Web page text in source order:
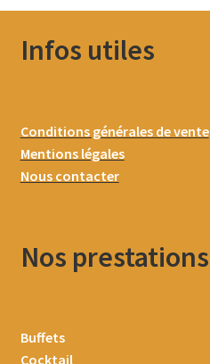
Infos utiles
Conditions générales de vente
Mentions légales
Nous contacter
Nos prestations
Buffets
Cocktail